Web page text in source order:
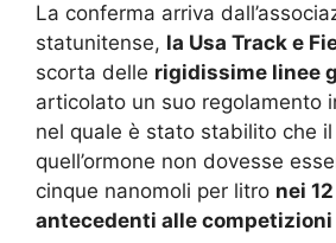
La conferma arriva
statunitense, la Usa Track e
scorta delle rigidissime linee
articolato un suo regolamento
nel quale è stato stabilito che
quell’ormone non dovesse
cinque nanomoli per litro nei
antecedenti alle